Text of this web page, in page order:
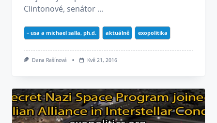
Clintonové, senátor ...
– usa a michael salla, ph.d. aktuálně exopolitika
Dana Rašínová Kvě 21, 2016